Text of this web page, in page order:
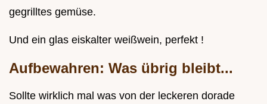
gegrilltes gemüse.
Und ein glas eiskalter weißwein, perfekt !
Aufbewahren: Was übrig bleibt...
Sollte wirklich mal was von der leckeren dorade